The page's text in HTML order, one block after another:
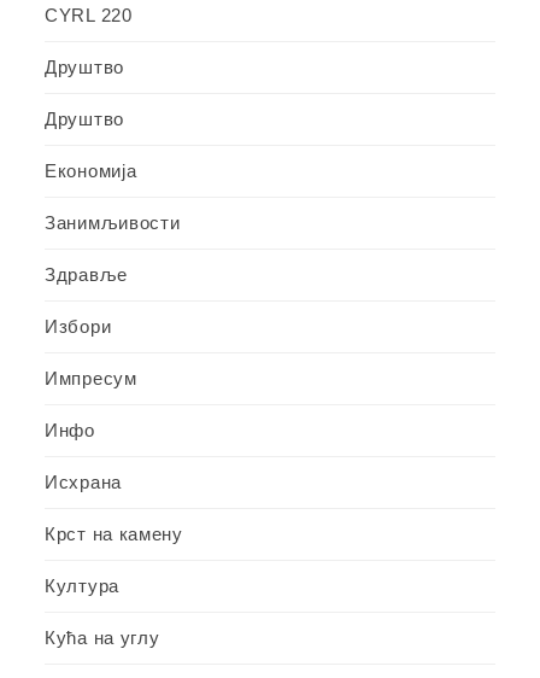
CYRL 220
Друштво
Друштво
Економија
Занимљивости
Здравље
Избори
Импресум
Инфо
Исхрана
Крст на камену
Култура
Кућа на углу